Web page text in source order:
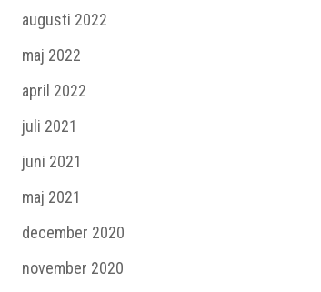
augusti 2022
maj 2022
april 2022
juli 2021
juni 2021
maj 2021
december 2020
november 2020